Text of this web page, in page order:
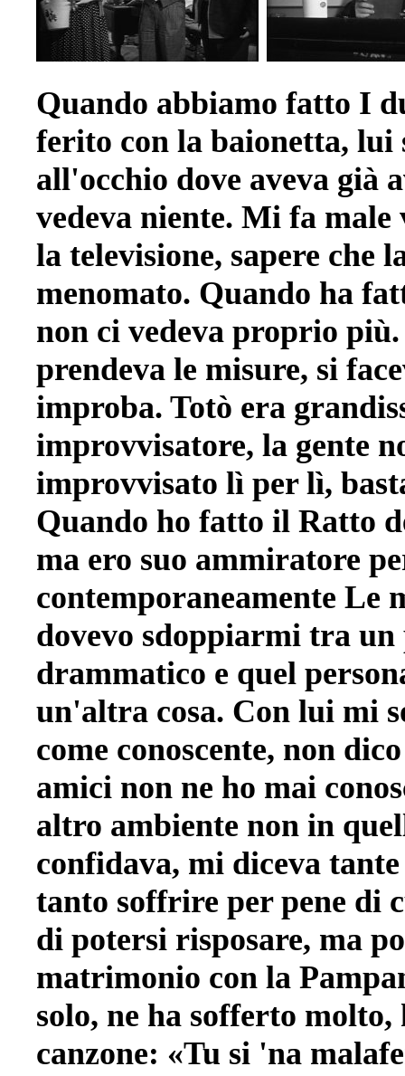
Quando abbiamo fatto I
ferito con la baionetta,
all'occhio dove aveva già
vedeva niente. Mi fa
la televisione, sapere che
menomato. Quando ha
non ci vedeva proprio
prendeva le misure, si
improba. Totò era
improvvisatore, la gente
improvvisato lì per lì,
Quando ho fatto il Ratto
ma ero suo ammiratore
contemporaneamente Le
dovevo sdoppiarmi tra un
drammatico e quel
un'altra cosa. Con lui mi
come conoscente, non
amici non ne ho mai
altro ambiente non in
confidava, mi diceva
tanto soffrire per pene di
di potersi risposare, ma
matrimonio con la
solo, ne ha sofferto
canzone: «Tu si 'na